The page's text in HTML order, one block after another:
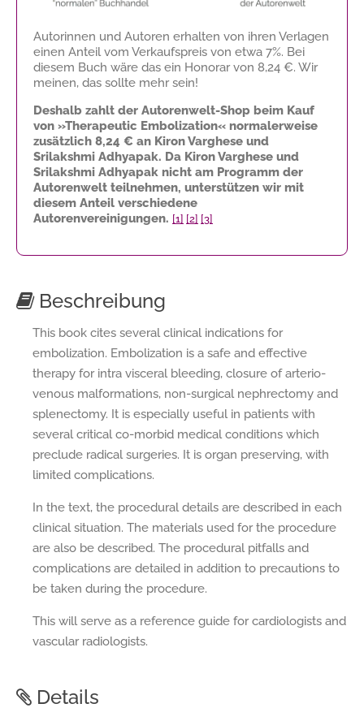
Autorinnen und Autoren erhalten von ihren Verlagen
einen Anteil vom Verkaufspreis von etwa 7%. Bei
diesem Buch wäre das ein Honorar von 8,24 €. Wir
meinen, das sollte mehr sein!
Deshalb zahlt der Autorenwelt-Shop beim Kauf
von »Therapeutic Embolization« normalerweise
zusätzlich 8,24 € an Kiron Varghese und
Srilakshmi Adhyapak. Da Kiron Varghese und
Srilakshmi Adhyapak nicht am Programm der
Autorenwelt teilnehmen, unterstützen wir mit
diesem Anteil verschiedene
Autorenvereinigungen. [1] [2] [3]
Beschreibung
This book cites several clinical indications for
embolization. Embolization is a safe and effective
therapy for intra visceral bleeding, closure of arterio-
venous malformations, non-surgical nephrectomy and
splenectomy. It is especially useful in patients with
several critical co-morbid medical conditions which
preclude radical surgeries. It is organ preserving, with
limited complications.
In the text, the procedural details are described in each
clinical situation. The materials used for the procedure
are also be described. The procedural pitfalls and
complications are detailed in addition to precautions to
be taken during the procedure.
This will serve as a reference guide for cardiologists and
vascular radiologists.
Details